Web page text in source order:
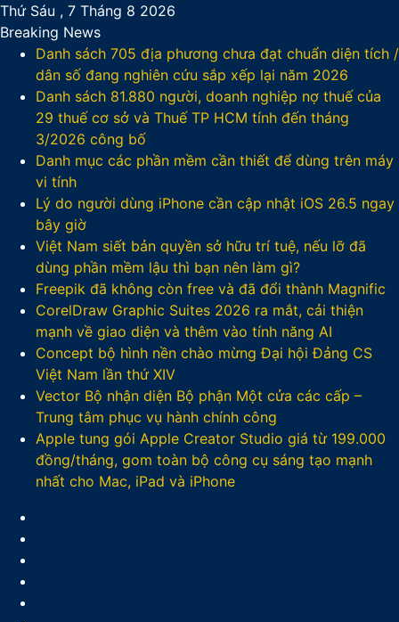
Thứ Sáu , 7 Tháng 8 2026
Breaking News
Danh sách 705 địa phương chưa đạt chuẩn diện tích /
dân số đang nghiên cứu sắp xếp lại năm 2026
Danh sách 81.880‬ người, doanh nghiệp nợ thuế của
29 thuế cơ sở và Thuế TP HCM tính đến tháng
3/2026 công bố
Danh mục các phần mềm cần thiết để dùng trên máy
vi tính
Lý do người dùng iPhone cần cập nhật iOS 26.5 ngay
bây giờ
Việt Nam siết bản quyền sở hữu trí tuệ, nếu lỡ đã
dùng phần mềm lậu thì bạn nên làm gì?
Freepik đã không còn free và đã đổi thành Magnific
CorelDraw Graphic Suites 2026 ra mắt, cải thiện
mạnh về giao diện và thêm vào tính năng AI
Concept bộ hình nền chào mừng Đại hội Đảng CS
Việt Nam lần thứ XIV
Vector Bộ nhận diện Bộ phận Một cửa các cấp –
Trung tâm phục vụ hành chính công
Apple tung gói Apple Creator Studio giá từ 199.000
đồng/tháng, gom toàn bộ công cụ sáng tạo mạnh
nhất cho Mac, iPad và iPhone